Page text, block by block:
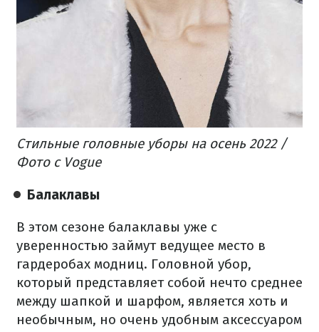
Стильные головные уборы на осень 2022 /
Фото с Vogue
Балаклавы
В этом сезоне балаклавы уже с
уверенностью займут ведущее место в
гардеробах модниц. Головной убор,
который представляет собой нечто среднее
между шапкой и шарфом, является хоть и
необычным, но очень удобным аксессуаром